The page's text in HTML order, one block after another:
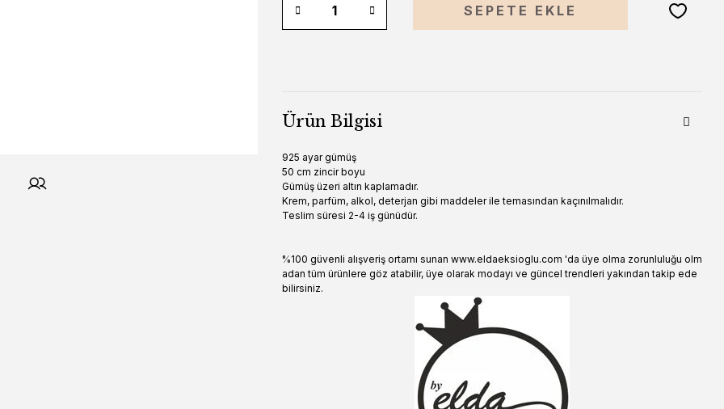
SEPETE EKLE
Ürün Bilgisi
925 ayar gümüş
50 cm zincir boyu
Gümüş üzeri altın kaplamadır.
Krem, parfüm, alkol, deterjan gibi maddeler ile temasından kaçınılmalıdır.
Teslim süresi 2-4 iş günüdür.
%100 güvenli alışveriş ortamı sunan www.eldaeksioglu.com 'da üye olma zorunluluğu olm
adan tüm ürünlere göz atabilir, üye olarak modayı ve güncel trendleri yakından takip ede
bilirsiniz.